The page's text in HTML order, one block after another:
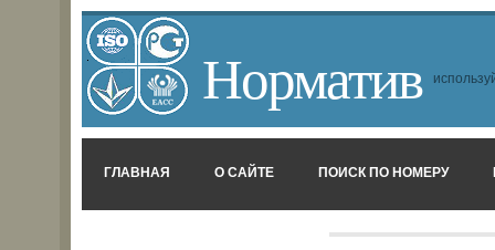
Норматив
ГЛАВНАЯ О САЙТЕ ПОИСК ПО НОМЕРУ